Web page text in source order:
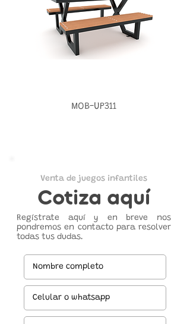
MOB-UP311
Venta de juegos infantiles
Cotiza aquí
Regístrate aquí y en breve nos
pondremos en contacto para resolver
todas tus dudas.